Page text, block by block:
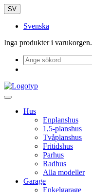
SV
Svenska
Inga produkter i varukorgen.
Hus
Enplanshus
1,5-planshus
Tvåplanshus
Fritidshus
Parhus
Radhus
Alla modeller
Garage
Enkelgarage